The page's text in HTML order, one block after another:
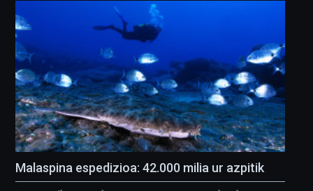
Malaspina espedizioa: 42.000 milia ur azpitik